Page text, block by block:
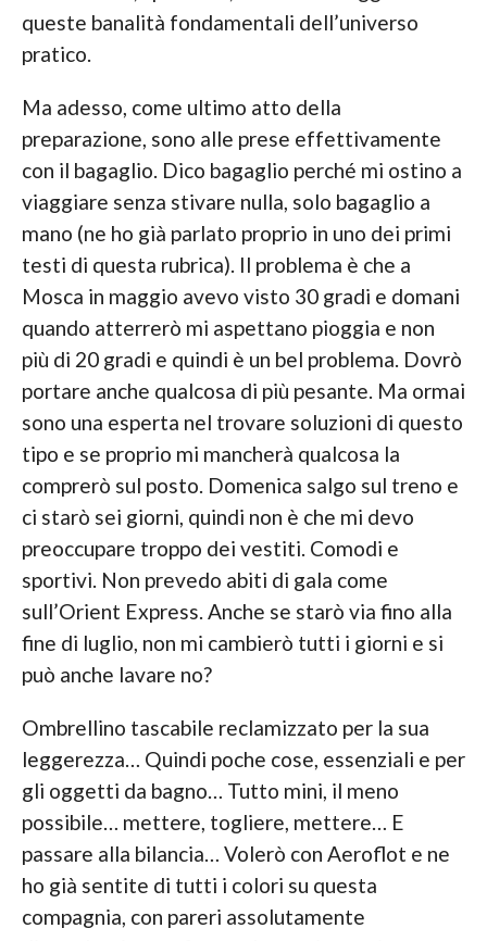
queste banalità fondamentali dell’universo
pratico.
Ma adesso, come ultimo atto della
preparazione, sono alle prese effettivamente
con il bagaglio. Dico bagaglio perché mi ostino a
viaggiare senza stivare nulla, solo bagaglio a
mano (ne ho già parlato proprio in uno dei primi
testi di questa rubrica). Il problema è che a
Mosca in maggio avevo visto 30 gradi e domani
quando atterrerò mi aspettano pioggia e non
più di 20 gradi e quindi è un bel problema. Dovrò
portare anche qualcosa di più pesante. Ma ormai
sono una esperta nel trovare soluzioni di questo
tipo e se proprio mi mancherà qualcosa la
comprerò sul posto. Domenica salgo sul treno e
ci starò sei giorni, quindi non è che mi devo
preoccupare troppo dei vestiti. Comodi e
sportivi. Non prevedo abiti di gala come
sull’Orient Express. Anche se starò via fino alla
fine di luglio, non mi cambierò tutti i giorni e si
può anche lavare no?
Ombrellino tascabile reclamizzato per la sua
leggerezza… Quindi poche cose, essenziali e per
gli oggetti da bagno… Tutto mini, il meno
possibile… mettere, togliere, mettere… E
passare alla bilancia… Volerò con Aeroflot e ne
ho già sentite di tutti i colori su questa
compagnia, con pareri assolutamente